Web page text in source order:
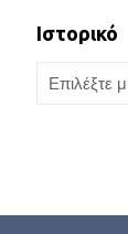
Ιστορικό